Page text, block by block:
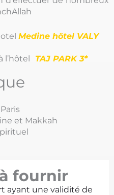
Medine hôtel VALY
l’hôtel TAJ PARK 3*
et Makkah
fournir
ayant une validité de